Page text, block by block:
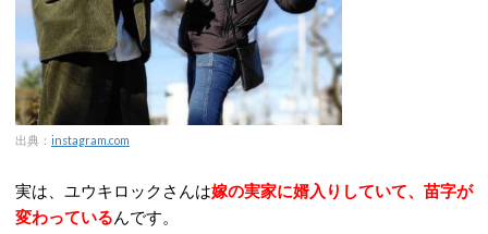
出典： instagram.com
実は、ユウキロックさんは嫁の実家に婿入りしていて、苗字が
変わっているんです。